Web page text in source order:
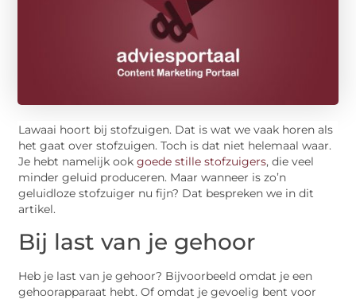
Lawaai hoort bij stofzuigen. Dat is wat we vaak horen als
het gaat over stofzuigen. Toch is dat niet helemaal waar.
Je hebt namelijk ookgoede stille stofzuigers, die veel
minder geluid produceren. Maar wanneer is zo’n
geluidloze stofzuiger nu fijn? Dat bespreken we in dit
artikel.
Bij last van je gehoor
Heb je last van je gehoor? Bijvoorbeeld omdat je een
gehoorapparaat hebt. Of omdat je gevoelig bent voor